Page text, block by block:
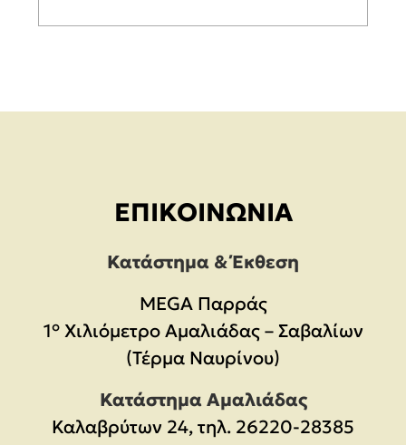
ΕΠΙΚΟΙΝΩΝΊΑ
Κατάστημα & Έκθεση
MEGA Παρράς
1° Χιλιόμετρο Αμαλιάδας – Σαβαλίων
(Τέρμα Ναυρίνου)
Κατάστημα Αμαλιάδας
Καλαβρύτων 24, τηλ. 26220-28385